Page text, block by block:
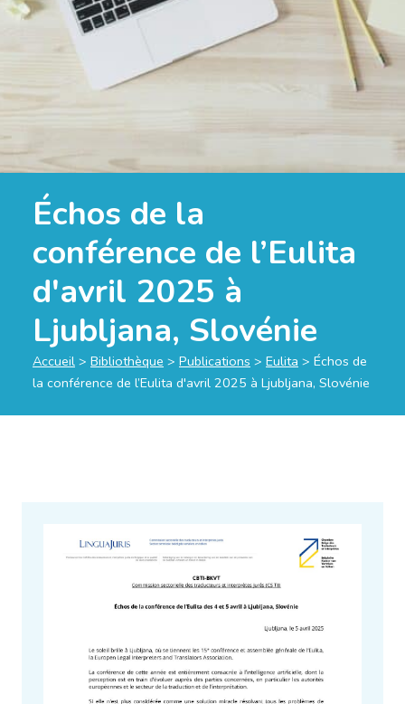
Échos de la
conférence de l’Eulita
d'avril 2025 à
Ljubljana, Slovénie
Accueil > Bibliothèque > Publications > Eulita > Échos de
la conférence de l’Eulita d'avril 2025 à Ljubljana, Slovénie